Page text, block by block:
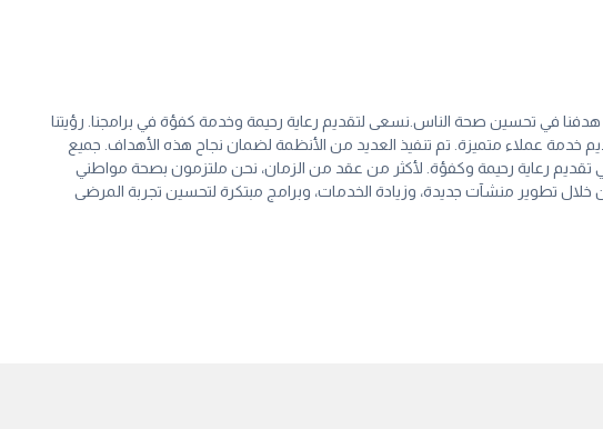
في تحسين صحة الناس.نسعى لتقديم رعاية رحيمة وخدمة كفؤة في برامجنا. رؤيتنا
خدمة عملاء متميزة. تم تنفيذ العديد من الأنظمة لضمان نجاح هذه الأهداف. جميع
في تقديم رعاية رحيمة وكفؤة. لأكثر من عقد من الزمان، نحن ملتزمون بصحة مواطني
خلال تطوير منشآت جديدة، وزيادة الخدمات، وبرامج مبتكرة لتحسين تجربة المرضى